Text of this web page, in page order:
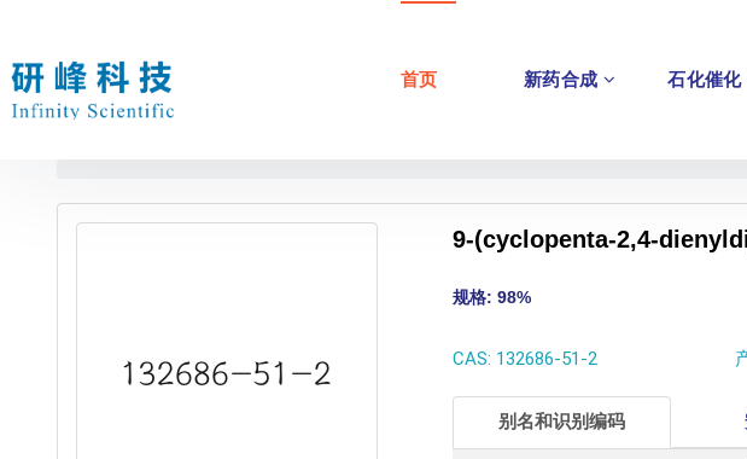
首页 新药合成 石化催化
9-(cyclopenta-2,4-
规格: 98%
CAS: 132686-51-2
别名和识别编码